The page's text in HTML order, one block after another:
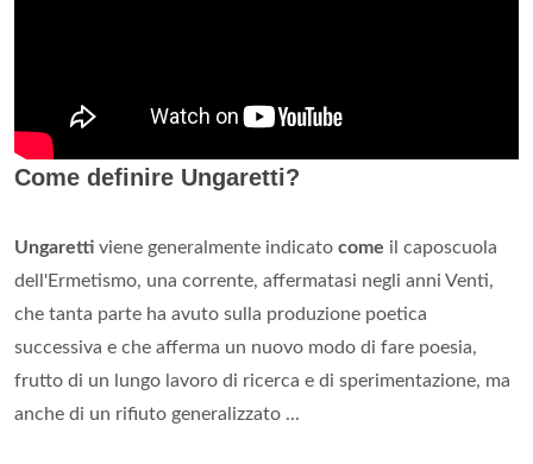
Come definire Ungaretti?
Ungaretti viene generalmente indicato come il caposcuola
dell'Ermetismo, una corrente, affermatasi negli anni Venti,
che tanta parte ha avuto sulla produzione poetica
successiva e che afferma un nuovo modo di fare poesia,
frutto di un lungo lavoro di ricerca e di sperimentazione, ma
anche di un rifiuto generalizzato ...